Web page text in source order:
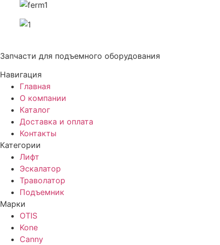
Запчасти для подъемного оборудования
Навигация
Главная
О компании
Каталог
Доставка и оплата
Контакты
Категории
Лифт
Эскалатор
Траволатор
Подъемник
Марки
OTIS
Kone
Canny